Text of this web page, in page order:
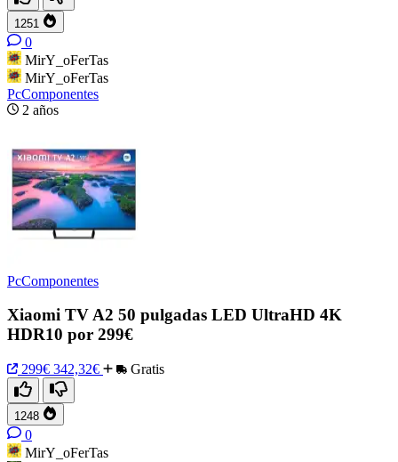
1251
0
MirY_oFerTas
MirY_oFerTas
PcComponentes
2 años
PcComponentes
Xiaomi TV A2 50 pulgadas LED UltraHD 4K
HDR10 por 299€
299€ 342,32€ Gratis
1248
0
MirY_oFerTas